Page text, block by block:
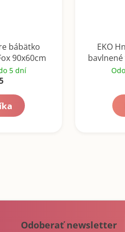
bábätko
90x60cm
5 dní
EKO
Odoberať newsletter